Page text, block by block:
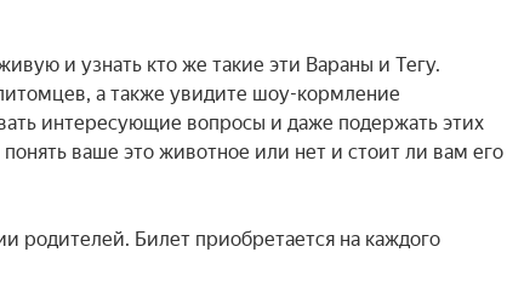
и узнать кто же такие эти Вараны и Тегу.
а также увидите шоу-кормление
интересующие вопросы и даже подержать этих
ваше это животное или нет и стоит ли вам его
родителей. Билет приобретается на каждого